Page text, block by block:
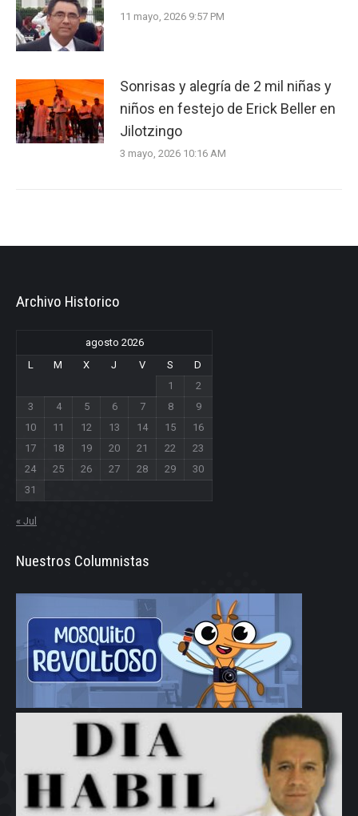
11 mayo, 2026 9:57 PM
Sonrisas y alegría de 2 mil niñas y
niños en festejo de Erick Beller en
Jilotzingo
3 mayo, 2026 10:16 AM
Archivo Historico
agosto 2026
L
M X J V S
D
1
2
3
4 5 6 7 8
9
10
11 12 13 14 15
16
17
18 19 20 21 22
23
24
25 26 27 28 29
30
31
« Jul
Nuestros Columnistas